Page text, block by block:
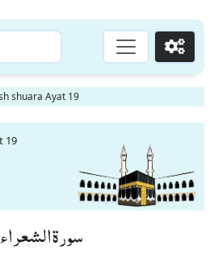
Go
shuara Ayat 19
19
سورة